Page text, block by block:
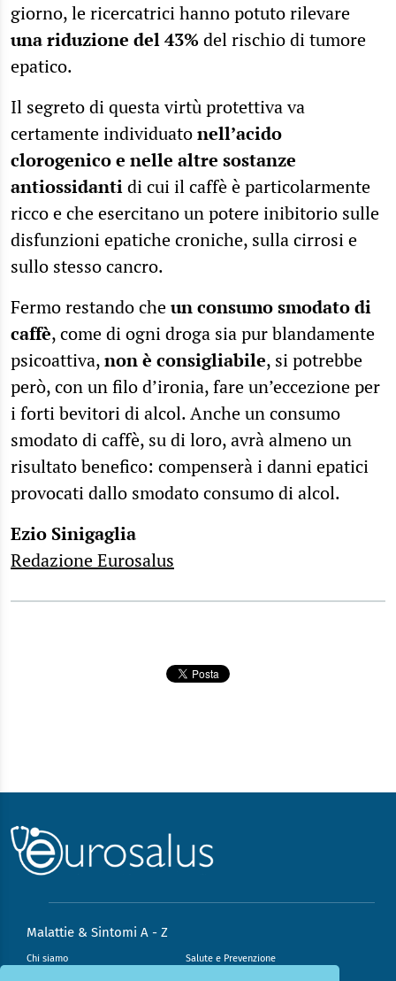
giorno, le ricercatrici hanno potuto rilevare
una riduzione del 43%del rischio di tumore
epatico.
Il segreto di questa virtù protettiva va
certamente individuatonell’acido
clorogenico e nelle altre sostanze
antiossidantidi cui il caffè è particolarmente
ricco e che esercitano un potere inibitorio sulle
disfunzioni epatiche croniche, sulla cirrosi e
sullo stesso cancro.
Fermo restando cheun consumo smodato di
caffè, come di ogni droga sia pur blandamente
psicoattiva,non è consigliabile, si potrebbe
però, con un filo d’ironia, fare un’eccezione per
i forti bevitori di alcol. Anche un consumo
smodato di caffè, su di loro, avrà almeno un
risultato benefico: compenserà i danni epatici
provocati dallo smodato consumo di alcol.
Ezio Sinigaglia
Redazione Eurosalus
Malattie & Sintomi A - Z
Chi siamo Salute e Prevenzione